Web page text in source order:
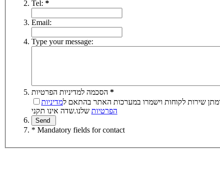
Tel: *
Email:
Type your message:
הסכמה למדיניות הפרטיות *
שירות לקוחות וישמרו במערכות האתר בהתאם למדיניות
הפרטיות שלנו.שדה אינו תקני
* Mandatory fields for contact